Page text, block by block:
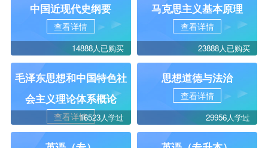
中国近现代史纲要
查看详情
14888人已购买
马克思主义基本原理
查看详情
23888人已购买
毛泽东思想和中国特色社
会主义理论体系概论
查看详情16523人学过
思想道德与法治
查看详情
29956人学过